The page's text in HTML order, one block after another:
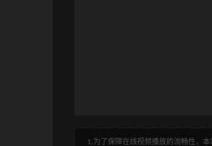
1.为了保障在线视频播放的流畅性，